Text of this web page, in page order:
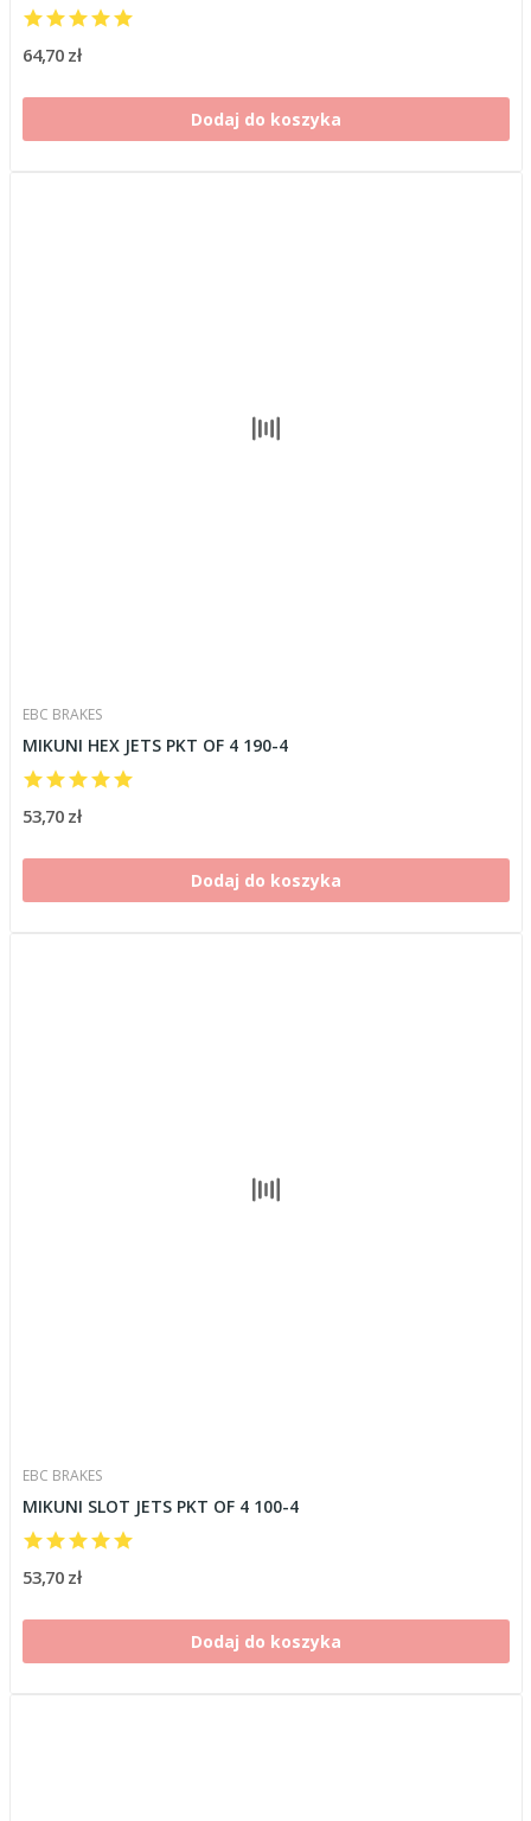
64,70 zł
Dodaj do koszyka
EBC BRAKES
MIKUNI HEX JETS PKT OF 4 190-4
53,70 zł
Dodaj do koszyka
EBC BRAKES
MIKUNI SLOT JETS PKT OF 4 100-4
53,70 zł
Dodaj do koszyka